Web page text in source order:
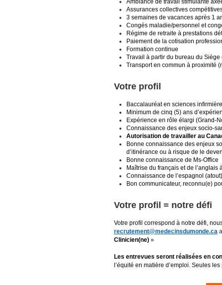
Ambiance de travail stimulante
Assurances collectives
3 semaines de vacances après 1
Congés maladie/personnel et
Régime de retraite à prestations
Paiement de la cotisation
Formation continue
Travail à partir du bureau du
Transport en commun à proximité
Votre profil
Baccalauréat en sciences
Minimum de cinq (5) ans
Expérience en rôle élargi (Grand-
Connaissance des enjeux socio-
Autorisation de travailler au
Bonne connaissance des enjeux
d’itinérance ou à risque de le
Bonne connaissance de Ms-Office
Maîtrise du français et de l’anglais
Connaissance de l’espagnol (atout)
Bon communicateur, reconnu(e)
Votre profil = notre défi
Votre profil correspond à notre défi,
recrutement@medecinsdumonde.ca
Clinicien(ne) »
Les entrevues seront réalisées en
l’équité en matière d’emploi. Seules